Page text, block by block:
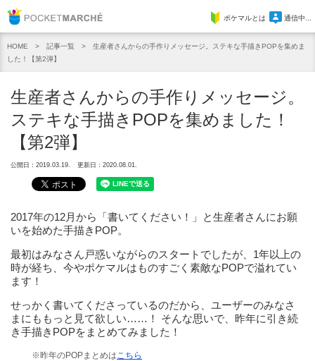
Pocket Marcheポケマルとは 通信中...
HOME 記事一覧
生産者さんからの手作りメッセージ。ステキな手描きPOPを集めま
した！【第2弾】
生産者さんからの手作りメッセージ。
ステキな手描きPOPを集めました！
【第2弾】
公開日：2019.03.19. 更新日：2020.08.01.
2017年の12月から「書いてください！」と生産者さんにお願
いを始めた手描きPOP。
最初はみなさん戸惑いながらのスタートでしたが、1年以上の
時が経ち、今やポケマルはものすごく素敵なPOPで溢れてい
ます！
せっかく書いてくださっているのだから、ユーザーのみなさ
まにももっと見て欲しい……！ そんな思いで、昨年に引き続
き手描きPOPをまとめてみました！
※昨年のPOPまとめはこちら